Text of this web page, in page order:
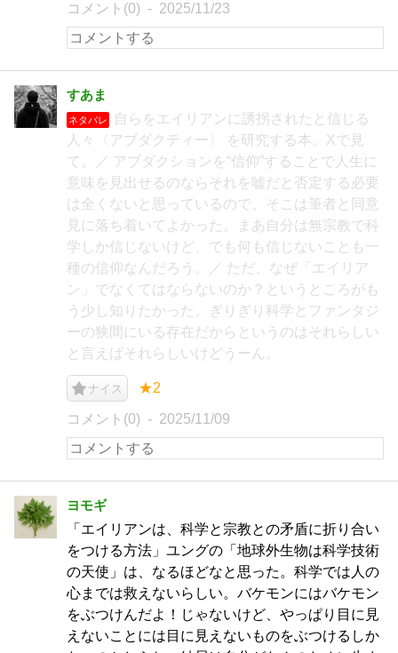
コメント(0) 2025/11/23
すあま
ネタバレ
自らをエイリアンに誘拐されたと信じる
人々〈アブダクティー〉 を研究する本。Xで見
て。／ アブダクションを“信仰”することで人生に
意味を見出せるのならそれを嘘だと否定する必要
は全くないと思っているので、そこは筆者と同意
見に落ち着いてよかった。まあ自分は無宗教で科
学しか信じないけど、でも何も信じないことも一
種の信仰なんだろう。／ ただ、なぜ「エイリア
ン」でなくてはならないのか？というところがも
う少し知りたかった。ぎりぎり科学とファンタジ
ーの狭間にいる存在だからというのはそれらしい
と言えばそれらしいけどうーん。
ナイス ★2
コメント(0) 2025/11/09
ヨモギ
「エイリアンは、科学と宗教との矛盾に折り合い
をつける方法」ユングの「地球外生物は科学技術
の天使」は、なるほどなと思った。科学では人の
心までは救えないらしい。バケモンにはバケモン
をぶつけんだよ！じゃないけど、やっぱり目に見
えないことには目に見えないものをぶつけるしか